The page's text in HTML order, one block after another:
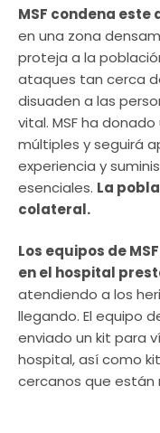
MSF condena
en una zona
proteja a la
ataques tan cerca
disuaden a las
vital. MSF ha
múltiples y seguirá
experiencia y
esenciales. La
colateral.
Los equipos de
en el hospital
atendiendo a los
llegando. El equipo
enviado un kit para
hospital, así como
cercanos que están